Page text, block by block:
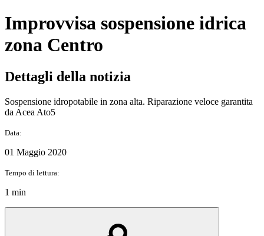
Improvvisa sospensione idrica
zona Centro
Dettagli della notizia
Sospensione idropotabile in zona alta. Riparazione veloce garantita
da Acea Ato5
Data:
01 Maggio 2020
Tempo di lettura:
1 min